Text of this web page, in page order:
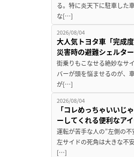
る。特に炎天下に駐車した
な[…]
2026/08/04
大人気トヨタ車「完成
災害時の避難シェルタ
街乗りもこなせる絶妙なサ
バーが頭を悩ませるのが、
が[…]
2026/08/04
「コレめっちゃいいじ
ーしてくれる便利なア
運転が苦手な人の”左側の不
左サイドの死角は大きな不
[…]